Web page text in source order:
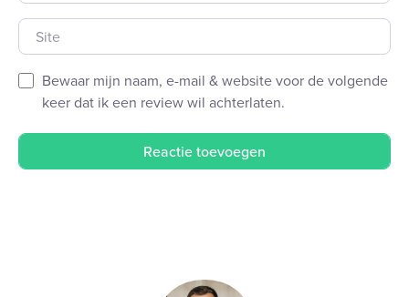
Site
Bewaar mijn naam, e-mail & website voor de volgende
keer dat ik een review wil achterlaten.